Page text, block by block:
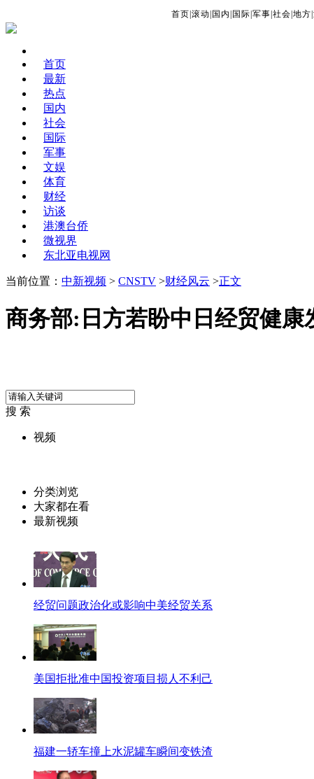
首页 滚动 国内 国际 军事 社会 地方
首页
最新
热点
国内
社会
国际
军事
文娱
体育
财经
访谈
港澳台侨
微视界
东北亚电视网
当前位置： 中新视频 > CNSTV >财经风云 >正文
商务部:日方若盼中日经贸健康
搜 索
视频
分类浏览
大家都在看
最新视频
经贸问题政治化或影响中美经贸关系
美国拒批准中国投资项目损人不利己
福建一轿车撞上水泥罐车瞬间变铁渣